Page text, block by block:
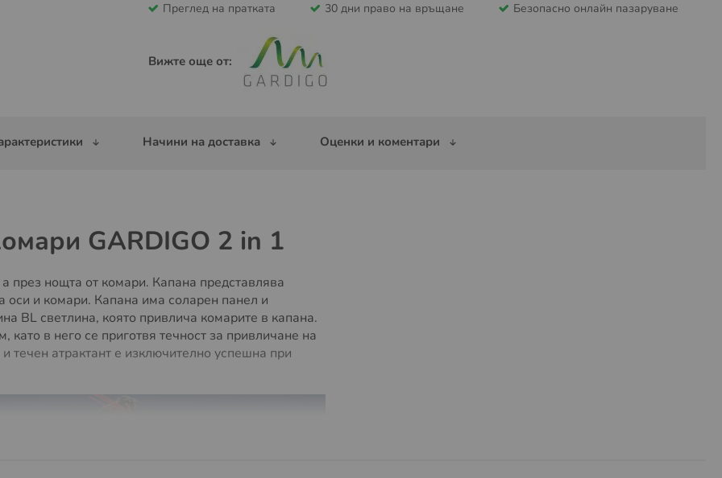
Преглед на пратката 30 дни право на връщане Безопасно онлайн пазаруване
Вижте още от:
Начини на доставка Оценки и коментари
GARDIGO 2 in 1
през нощта от комари. Капана представлява
оси и комари. Капана има соларен панел и
BL светлина, която привлича комарите в капана.
в него се приготвя течност за привличане на
течен атрактант е изключително успешна при